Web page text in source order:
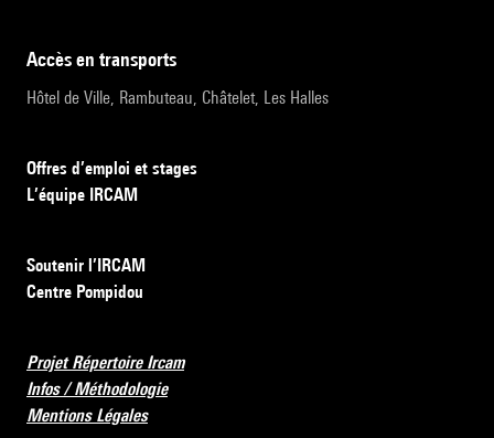
accès en transports
Hôtel de Ville, Rambuteau, Châtelet, Les Halles
Offres d’emploi et stages
L’équipe IRCAM
Soutenir l’IRCAM
Centre Pompidou
Projet Répertoire Ircam
Infos / Méthodologie
Mentions Légales